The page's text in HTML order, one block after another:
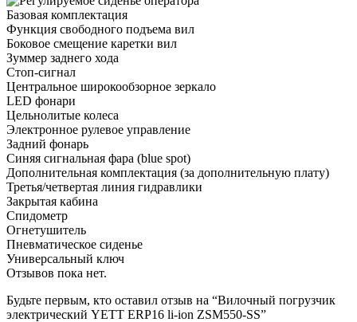
Базовая комплектация
Функция свободного подъема вил
Боковое смещение каретки вил
Зуммер заднего хода
Стоп-сигнал
Центральное широкообзорное зеркало
LED фонари
Цельнолитые колеса
Электронное рулевое управление
Задний фонарь
Синяя сигнальная фара (blue spot)
Дополнительная комплектация (за дополнительную плату)
Третья/четвертая линия гидравлики
Закрытая кабина
Спидометр
Огнетушитель
Пневматическое сиденье
Универсальный ключ
Отзывов пока нет.
Будьте первым, кто оставил отзыв на “Вилочный погрузчик
электрический YETT ERP16 li-ion ZSM550-SS”